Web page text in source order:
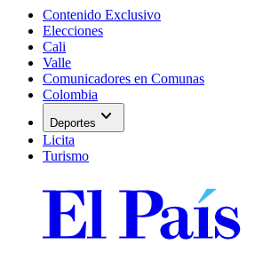
Contenido Exclusivo
Elecciones
Cali
Valle
Comunicadores en Comunas
Colombia
Deportes expand_more
Licita
Turismo